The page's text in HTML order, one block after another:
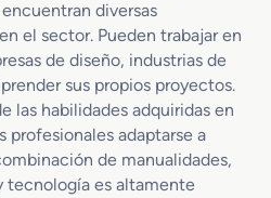
encuentran diversas
el sector. Pueden trabajar en
de diseño, industrias de
sus propios proyectos.
las habilidades adquiridas en
profesionales adaptarse a
de manualidades,
tecnología es altamente